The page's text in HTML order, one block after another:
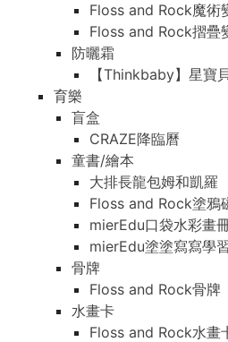
Floss and Rock魔術
Floss and Rock摺疊
防曬霜
【Thinkbaby】星寶
育樂
盲盒
CRAZE降臨曆
童書/繪本
大排長龍包姆和凱羅
Floss and Rock塗鴉
mierEdu口袋水彩畫
mierEdu塗塗寫寫學
骨牌
Floss and Rock骨牌
水畫卡
Floss and Rock水畫